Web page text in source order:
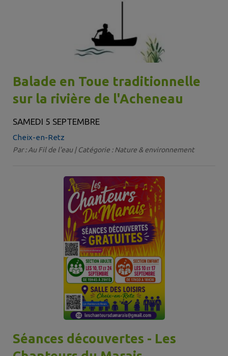
Balade en Toue traditionnelle
sur la rivière de l'Acheneau
SAMEDI 5 SEPTEMBRE
Cheix-en-Retz
Par : Au Fil de l'eau | Catégorie : Nature & environnement
Séances découvertes - Les